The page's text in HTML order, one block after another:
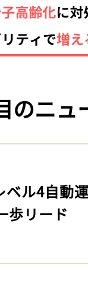
のニュ
ベル4自動
歩リード